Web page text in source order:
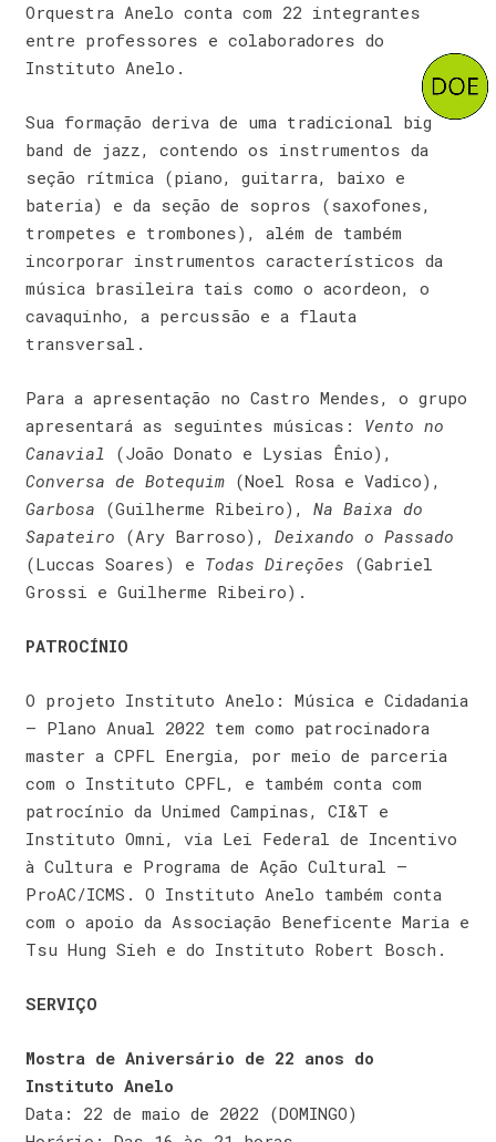
Orquestra Anelo conta com 22 integrantes
entre professores e colaboradores do
Instituto Anelo.
Sua formação deriva de uma tradicional big
band de jazz, contendo os instrumentos da
seção rítmica (piano, guitarra, baixo e
bateria) e da seção de sopros (saxofones,
trompetes e trombones), além de também
incorporar instrumentos característicos da
música brasileira tais como o acordeon, o
cavaquinho, a percussão e a flauta
transversal.
Para a apresentação no Castro Mendes, o grupo
apresentará as seguintes músicas: Vento no
Canavial (João Donato e Lysias Ênio),
Conversa de Botequim (Noel Rosa e Vadico),
Garbosa (Guilherme Ribeiro),Na Baixa do
Sapateiro (Ary Barroso),Deixando o Passado
(Luccas Soares) e Todas Direções (Gabriel
Grossi e Guilherme Ribeiro).
PATROCÍNIO
O projeto Instituto Anelo: Música e Cidadania
– Plano Anual 2022 tem como patrocinadora
master a CPFL Energia, por meio de parceria
com o Instituto CPFL, e também conta com
patrocínio da Unimed Campinas, CI&T e
Instituto Omni, via Lei Federal de Incentivo
à Cultura e Programa de Ação Cultural –
ProAC/ICMS. O Instituto Anelo também conta
com o apoio da Associação Beneficente Maria e
Tsu Hung Sieh e do Instituto Robert Bosch.
SERVIÇO
Mostra de Aniversário de 22 anos do
Instituto Anelo
Data: 22 de maio de 2022 (DOMINGO)